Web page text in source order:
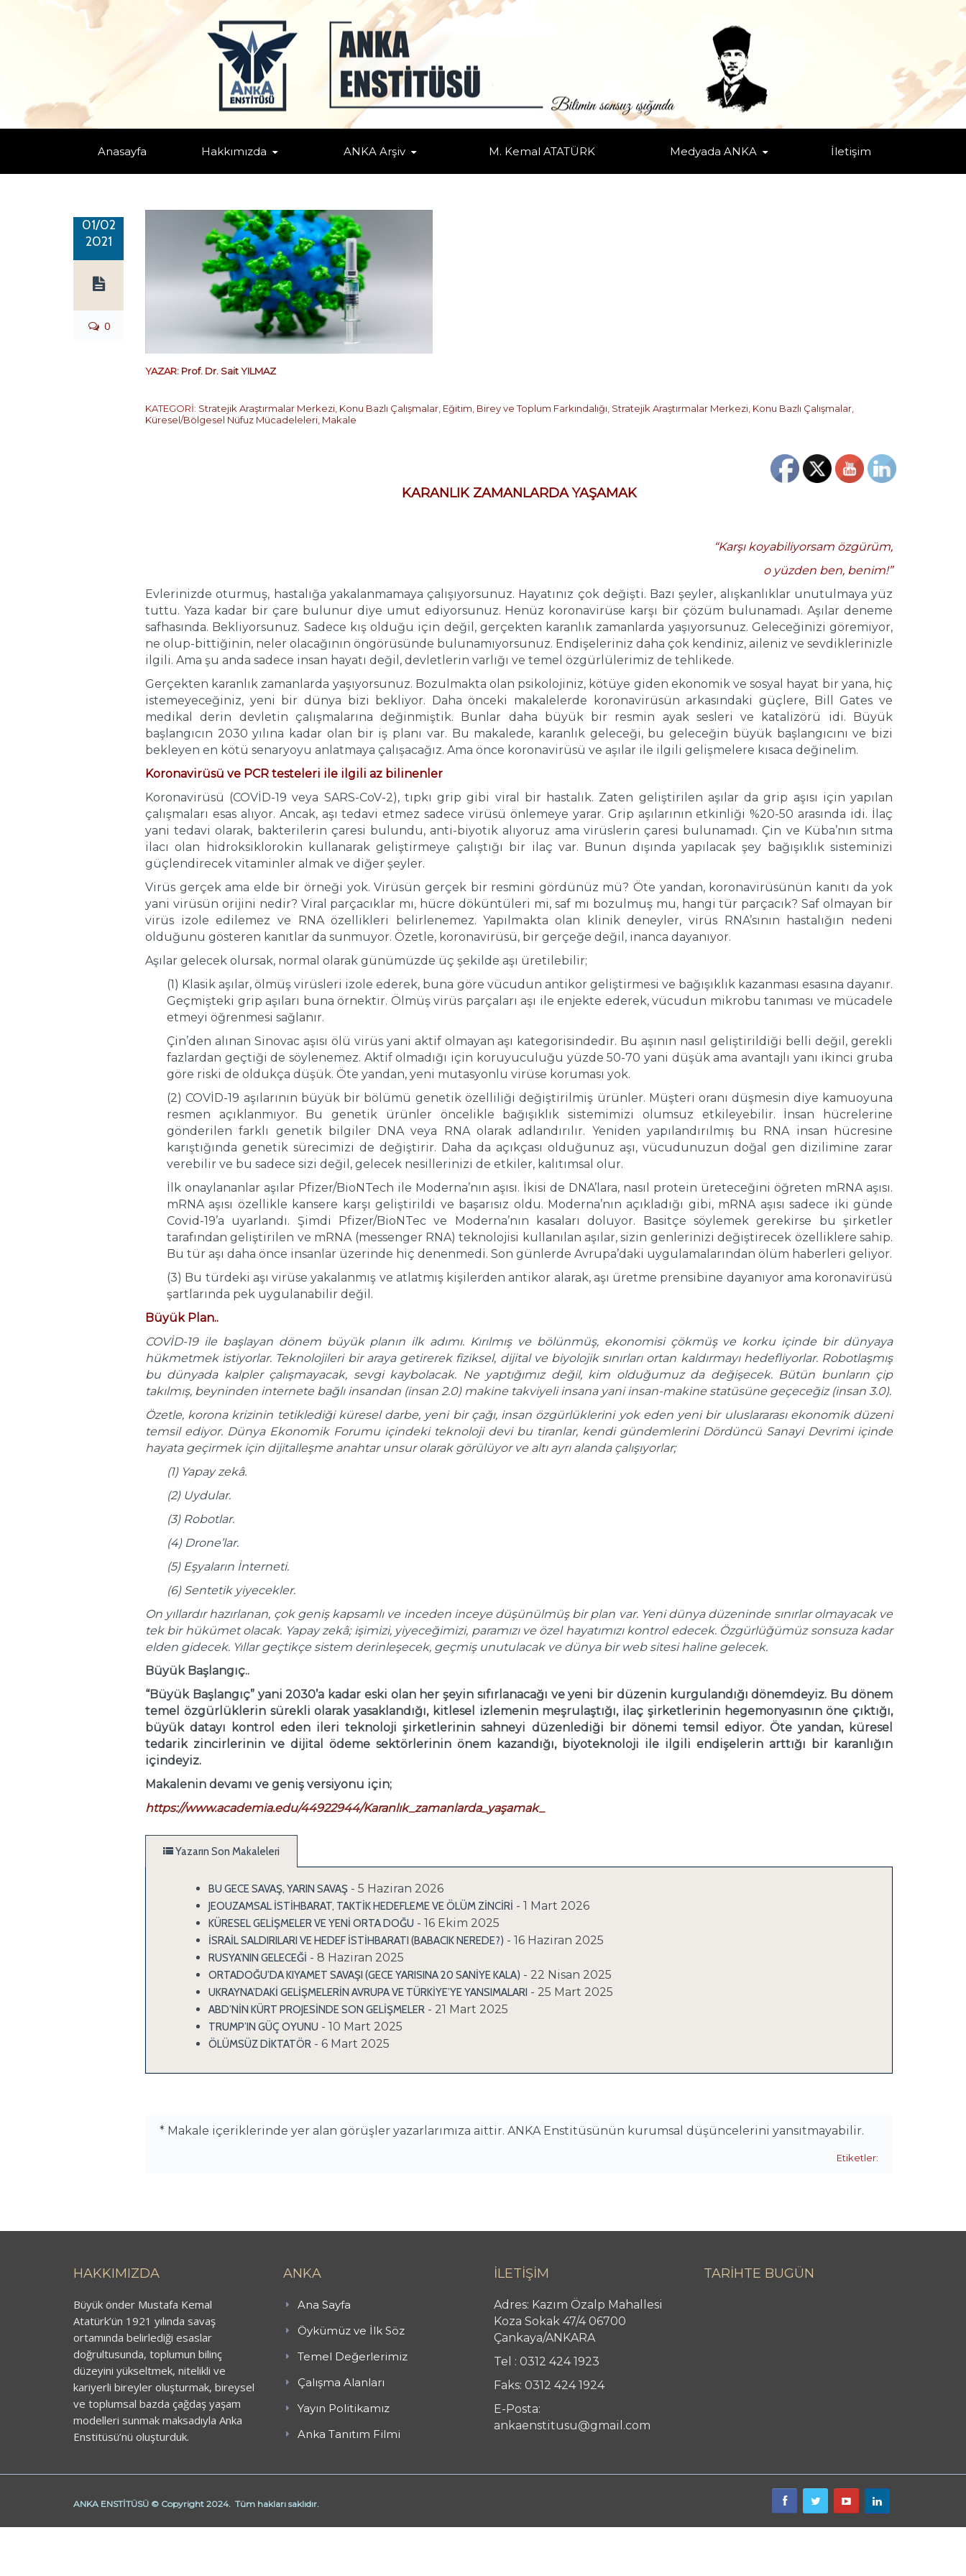
Anasayfa Hakkımızda ANKA Arşiv M. Kemal ATATÜRK Medyada ANKA İletişim
KARANLIK ZAMANLARDA YAŞAMAK
01/02
2021
0
YAZAR: Prof. Dr. Sait YILMAZ
KATEGORİ: Stratejik Araştırmalar Merkezi Konu Bazlı Çalışmalar Eğitim, Birey ve Toplum Farkındalığı Stratejik Araştırmalar Merkezi Konu Bazlı Çalışmalar
Küresel/Bölgesel Nüfuz Mücadeleleri Makale
KARANLIK ZAMANLARDA YAŞAMAK
“Karşı koyabiliyorsam özgürüm,
o yüzden ben, benim!”
Evlerinizde oturmuş, hastalığa yakalanmamaya çalışıyorsunuz. Hayatınız çok değişti. Bazı şeyler, alışkanlıklar unutulmaya yüz
tuttu. Yaza kadar bir çare bulunur diye umut ediyorsunuz. Henüz koronavirüse karşı bir çözüm bulunamadı. Aşılar deneme
safhasında. Bekliyorsunuz. Sadece kış olduğu için değil, gerçekten karanlık zamanlarda yaşıyorsunuz. Geleceğinizi göremiyor,
ne olup-bittiğinin, neler olacağının öngörüsünde bulunamıyorsunuz. Endişeleriniz daha çok kendiniz, aileniz ve sevdiklerinizle
ilgili. Ama şu anda sadece insan hayatı değil, devletlerin varlığı ve temel özgürlülerimiz de tehlikede.
Gerçekten karanlık zamanlarda yaşıyorsunuz. Bozulmakta olan psikolojiniz, kötüye giden ekonomik ve sosyal hayat bir yana, hiç
istemeyeceğiniz, yeni bir dünya bizi bekliyor. Daha önceki makalelerde koronavirüsün arkasındaki güçlere, Bill Gates ve
medikal derin devletin çalışmalarına değinmiştik. Bunlar daha büyük bir resmin ayak sesleri ve katalizörü idi. Büyük
başlangıcın 2030 yılına kadar olan bir iş planı var. Bu makalede, karanlık geleceği, bu geleceğin büyük başlangıcını ve bizi
bekleyen en kötü senaryoyu anlatmaya çalışacağız. Ama önce koronavirüsü ve aşılar ile ilgili gelişmelere kısaca değinelim.
Koronavirüsü ve PCR testeleri ile ilgili az bilinenler
Koronavirüsü (COVİD-19 veya SARS-CoV-2), tıpkı grip gibi viral bir hastalık. Zaten geliştirilen aşılar da grip aşısı için yapılan
çalışmaları esas alıyor. Ancak, aşı tedavi etmez sadece virüsü önlemeye yarar. Grip aşılarının etkinliği %20-50 arasında idi. İlaç
yani tedavi olarak, bakterilerin çaresi bulundu, anti-biyotik alıyoruz ama virüslerin çaresi bulunamadı. Çin ve Küba’nın sıtma
ilacı olan hidroksiklorokin kullanarak geliştirmeye çalıştığı bir ilaç var. Bunun dışında yapılacak şey bağışıklık sisteminizi
güçlendirecek vitaminler almak ve diğer şeyler.
Virüs gerçek ama elde bir örneği yok. Virüsün gerçek bir resmini gördünüz mü? Öte yandan, koronavirüsünün kanıtı da yok
yani virüsün orijini nedir? Viral parçacıklar mı, hücre döküntüleri mi, saf mı bozulmuş mu, hangi tür parçacık? Saf olmayan bir
virüs izole edilemez ve RNA özellikleri belirlenemez. Yapılmakta olan klinik deneyler, virüs RNA’sının hastalığın nedeni
olduğunu gösteren kanıtlar da sunmuyor. Özetle, koronavirüsü, bir gerçeğe değil, inanca dayanıyor.
Aşılar gelecek olursak, normal olarak günümüzde üç şekilde aşı üretilebilir;
(1) Klasik aşılar, ölmüş virüsleri izole ederek, buna göre vücudun antikor geliştirmesi ve bağışıklık kazanması esasına dayanır.
Geçmişteki grip aşıları buna örnektir. Ölmüş virüs parçaları aşı ile enjekte ederek, vücudun mikrobu tanıması ve mücadele
etmeyi öğrenmesi sağlanır.
Çin’den alınan Sinovac aşısı ölü virüs yani aktif olmayan aşı kategorisindedir. Bu aşının nasıl geliştirildiği belli değil, gerekli
fazlardan geçtiği de söylenemez. Aktif olmadığı için koruyuculuğu yüzde 50-70 yani düşük ama avantajlı yanı ikinci gruba
göre riski de oldukça düşük. Öte yandan, yeni mutasyonlu virüse koruması yok.
(2) COVİD-19 aşılarının büyük bir bölümü genetik özelliliği değiştirilmiş ürünler. Müşteri oranı düşmesin diye kamuoyuna
resmen açıklanmıyor. Bu genetik ürünler öncelikle bağışıklık sistemimizi olumsuz etkileyebilir. İnsan hücrelerine
gönderilen farklı genetik bilgiler DNA veya RNA olarak adlandırılır. Yeniden yapılandırılmış bu RNA insan hücresine
karıştığında genetik sürecimizi de değiştirir. Daha da açıkçası olduğunuz aşı, vücudunuzun doğal gen dizilimine zarar
verebilir ve bu sadece sizi değil, gelecek nesillerinizi de etkiler, kalıtımsal olur.
İlk onaylananlar aşılar Pfizer/BioNTech ile Moderna’nın aşısı. İkisi de DNA’lara, nasıl protein üreteceğini öğreten mRNA aşısı.
mRNA aşısı özellikle kansere karşı geliştirildi ve başarısız oldu. Moderna’nın açıkladığı gibi, mRNA aşısı sadece iki günde
Covid-19’a uyarlandı. Şimdi Pfizer/BioNTec ve Moderna’nın kasaları doluyor. Basitçe söylemek gerekirse bu şirketler
tarafından geliştirilen ve mRNA (messenger RNA) teknolojisi kullanılan aşılar, sizin genlerinizi değiştirecek özelliklere sahip.
Bu tür aşı daha önce insanlar üzerinde hiç denenmedi. Son günlerde Avrupa’daki uygulamalarından ölüm haberleri geliyor.
(3) Bu türdeki aşı virüse yakalanmış ve atlatmış kişilerden antikor alarak, aşı üretme prensibine dayanıyor ama koronavirüsü
şartlarında pek uygulanabilir değil.
Büyük Plan..
COVİD-19 ile başlayan dönem büyük planın ilk adımı. Kırılmış ve bölünmüş, ekonomisi çökmüş ve korku içinde bir dünyaya
hükmetmek istiyorlar. Teknolojileri bir araya getirerek fiziksel, dijital ve biyolojik sınırları ortan kaldırmayı hedefliyorlar. Robotlaşmış
bu dünyada kalpler çalışmayacak, sevgi kaybolacak. Ne yaptığımız değil, kim olduğumuz da değişecek. Bütün bunların çip
takılmış, beyninden internete bağlı insandan (insan 2.0) makine takviyeli insana yani insan-makine statüsüne geçeceğiz (insan 3.0).
Özetle, korona krizinin tetiklediği küresel darbe, yeni bir çağı, insan özgürlüklerini yok eden yeni bir uluslararası ekonomik düzeni
temsil ediyor. Dünya Ekonomik Forumu içindeki teknoloji devi bu tiranlar, kendi gündemlerini Dördüncü Sanayi Devrimi içinde
hayata geçirmek için dijitalleşme anahtar unsur olarak görülüyor ve altı ayrı alanda çalışıyorlar;
(1) Yapay zekâ.
(2) Uydular.
(3) Robotlar.
(4) Drone’lar.
(5) Eşyaların İnterneti.
(6) Sentetik yiyecekler.
On yıllardır hazırlanan, çok geniş kapsamlı ve inceden inceye düşünülmüş bir plan var. Yeni dünya düzeninde sınırlar olmayacak ve
tek bir hükümet olacak. Yapay zekâ; işimizi, yiyeceğimizi, paramızı ve özel hayatımızı kontrol edecek. Özgürlüğümüz sonsuza kadar
elden gidecek. Yıllar geçtikçe sistem derinleşecek, geçmiş unutulacak ve dünya bir web sitesi haline gelecek.
Büyük Başlangıç..
“Büyük Başlangıç” yani 2030’a kadar eski olan her şeyin sıfırlanacağı ve yeni bir düzenin kurgulandığı dönemdeyiz. Bu dönem
temel özgürlüklerin sürekli olarak yasaklandığı, kitlesel izlemenin meşrulaştığı, ilaç şirketlerinin hegemonyasının öne çıktığı,
büyük datayı kontrol eden ileri teknoloji şirketlerinin sahneyi düzenlediği bir dönemi temsil ediyor. Öte yandan, küresel
tedarik zincirlerinin ve dijital ödeme sektörlerinin önem kazandığı, biyoteknoloji ile ilgili endişelerin arttığı bir karanlığın
içindeyiz.
Makalenin devamı ve geniş versiyonu için;
https://www.academia.edu/44922944/Karanlık_zamanlarda_yaşamak_
Yazarın Son Makaleleri
BU GECE SAVAŞ, YARIN SAVAŞ - 5 Haziran 2026
JEOUZAMSAL İSTİHBARAT, TAKTİK HEDEFLEME VE ÖLÜM ZİNCİRİ - 1 Mart 2026
KÜRESEL GELİŞMELER VE YENİ ORTA DOĞU - 16 Ekim 2025
İSRAİL SALDIRILARI VE HEDEF İSTİHBARATI (BABACIK NEREDE?) - 16 Haziran 2025
RUSYA’NIN GELECEĞİ - 8 Haziran 2025
ORTADOĞU’DA KIYAMET SAVAŞI (GECE YARISINA 20 SANİYE KALA) - 22 Nisan 2025
UKRAYNA’DAKİ GELİŞMELERİN AVRUPA VE TÜRKİYE’YE YANSIMALARI - 25 Mart 2025
ABD’NİN KÜRT PROJESİNDE SON GELİŞMELER - 21 Mart 2025
TRUMP’IN GÜÇ OYUNU - 10 Mart 2025
ÖLÜMSÜZ DİKTATÖR - 6 Mart 2025
* Makale içeriklerinde yer alan görüşler yazarlarımıza aittir. ANKA Enstitüsünün kurumsal düşüncelerini yansıtmayabilir.
Etiketler:
HAKKIMIZDA
Büyük önder Mustafa Kemal
Atatürk’ün 1921 yılında savaş
ortamında belirlediği esaslar
doğrultusunda, toplumun bilinç
düzeyini yükseltmek, nitelikli ve
kariyerli bireyler oluşturmak, bireysel
ve toplumsal bazda çağdaş yaşam
modelleri sunmak maksadıyla Anka
Enstitüsü’nü oluşturduk.
ANKA
Ana Sayfa
Öykümüz ve İlk Söz
Temel Değerlerimiz
Çalışma Alanları
Yayın Politikamız
Anka Tanıtım Filmi
İLETİŞİM
Adres: Kazım Özalp Mahallesi
Koza Sokak 47/4 06700
Çankaya/ANKARA
Tel : 0312 424 1923
Faks: 0312 424 1924
E-Posta:
ankaenstitusu@gmail.com
TARİHTE BUGÜN
ANKA ENSTİTÜSÜ © Copyright 2024. Tüm hakları saklıdır.